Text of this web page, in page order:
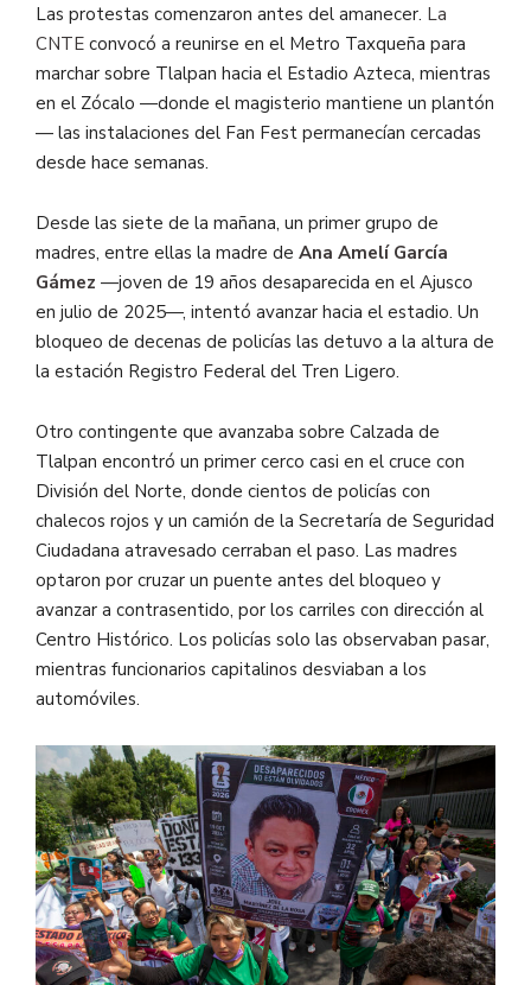
Las protestas comenzaron antes del amanecer. La
CNTE convocó a reunirse en el Metro Taxqueña para
marchar sobre Tlalpan hacia el Estadio Azteca, mientras
en el Zócalo —donde el magisterio mantiene un plantón
— las instalaciones del Fan Fest permanecían cercadas
desde hace semanas.
Desde las siete de la mañana, un primer grupo de
madres, entre ellas la madre de Ana Amelí García
Gámez —joven de 19 años desaparecida en el Ajusco
en julio de 2025—, intentó avanzar hacia el estadio. Un
bloqueo de decenas de policías las detuvo a la altura de
la estación Registro Federal del Tren Ligero.
Otro contingente que avanzaba sobre Calzada de
Tlalpan encontró un primer cerco casi en el cruce con
División del Norte, donde cientos de policías con
chalecos rojos y un camión de la Secretaría de Seguridad
Ciudadana atravesado cerraban el paso. Las madres
optaron por cruzar un puente antes del bloqueo y
avanzar a contrasentido, por los carriles con dirección al
Centro Histórico. Los policías solo las observaban pasar,
mientras funcionarios capitalinos desviaban a los
automóviles.